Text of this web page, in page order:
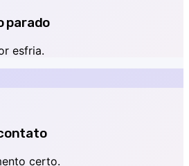
parado
esfria.
certo.